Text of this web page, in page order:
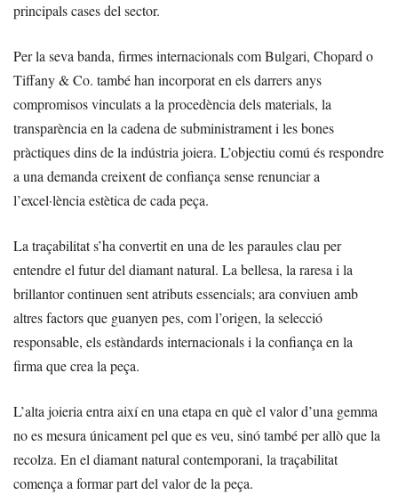
principals cases del sector.
Per la seva banda, firmes internacionals com Bulgari, Chopard o
Tiffany & Co. també han incorporat en els darrers anys
compromisos vinculats a la procedència dels materials, la
transparència en la cadena de subministrament i les bones
pràctiques dins de la indústria joiera. L’objectiu comú és respondre
a una demanda creixent de confiança sense renunciar a
l’excel·lència estètica de cada peça.
La traçabilitat s’ha convertit en una de les paraules clau per
entendre el futur del diamant natural. La bellesa, la raresa i la
brillantor continuen sent atributs essencials; ara conviuen amb
altres factors que guanyen pes, com l’origen, la selecció
responsable, els estàndards internacionals i la confiança en la
firma que crea la peça.
L’alta joieria entra així en una etapa en què el valor d’una gemma
no es mesura únicament pel que es veu, sinó també per allò que la
recolza. En el diamant natural contemporani, la traçabilitat
comença a formar part del valor de la peça.